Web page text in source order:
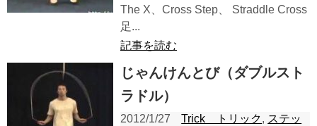
The X、Cross Step、 Straddle Cross
足...
記事を読む
じゃんけんとび（ダブルスト
ラドル）
2012/1/27 Trick トリック, ステッ